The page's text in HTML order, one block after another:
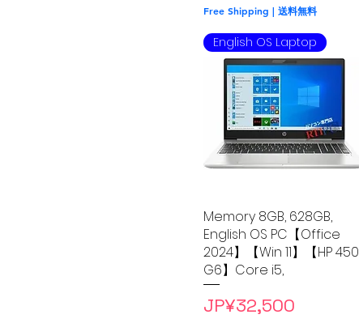
Free Shipping | 送料無料
Quick View
English OS Laptop
Memory 8GB, 628GB,
English OS PC【Office
2024】【Win 11】【HP 450
G6】Core i5,
Price
JP¥32,500